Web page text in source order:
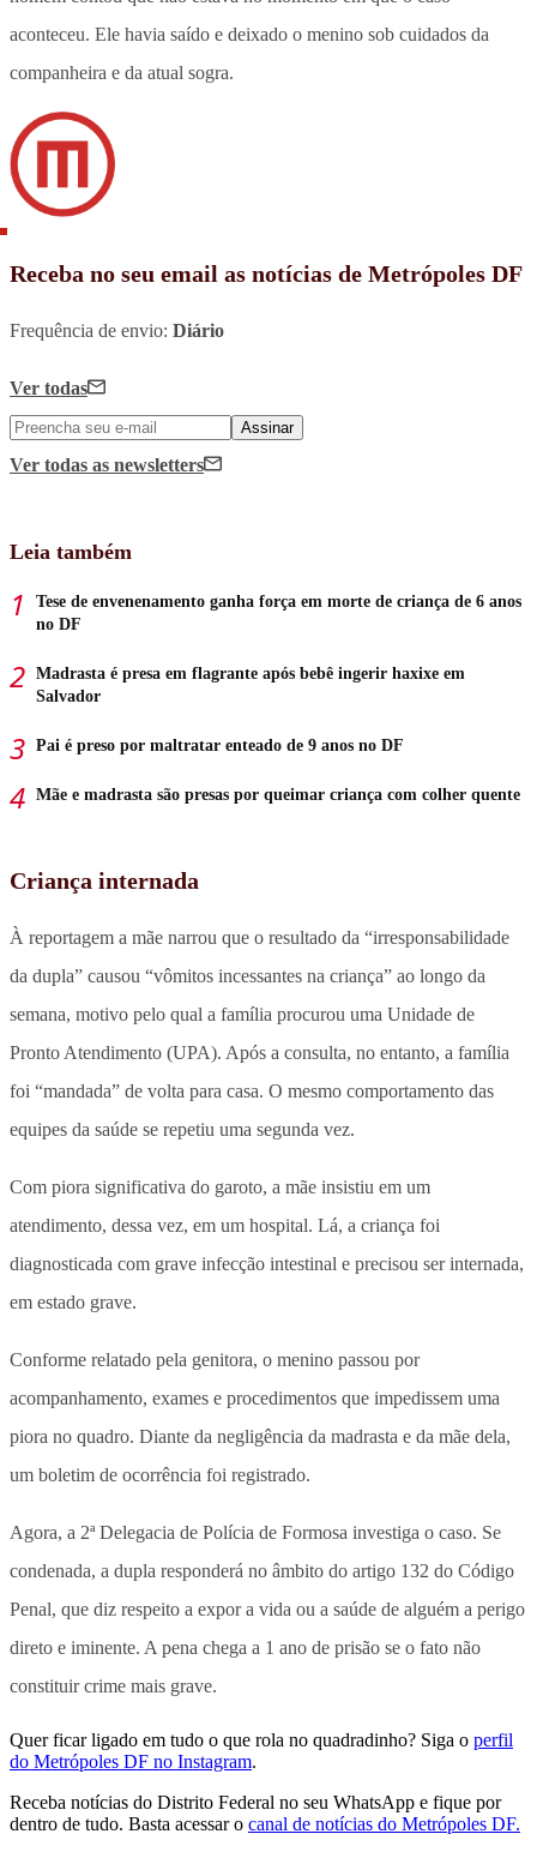
aconteceu. Ele havia saído e deixado o menino sob cuidados da
companheira e da atual sogra.
Receba no seu email as notícias de Metrópoles DF
Frequência de envio: Diário
Ver todas
Assinar
Ver todas as newsletters
Leia também
Tese de envenenamento ganha força em morte de criança de 6 anos
no DF
Madrasta é presa em flagrante após bebê ingerir haxixe em
Salvador
Pai é preso por maltratar enteado de 9 anos no DF
Mãe e madrasta são presas por queimar criança com colher quente
Criança internada
À reportagem a mãe narrou que o resultado da “irresponsabilidade
da dupla” causou “vômitos incessantes na criança” ao longo da
semana, motivo pelo qual a família procurou uma Unidade de
Pronto Atendimento (UPA). Após a consulta, no entanto, a família
foi “mandada” de volta para casa. O mesmo comportamento das
equipes da saúde se repetiu uma segunda vez.
Com piora significativa do garoto, a mãe insistiu em um
atendimento, dessa vez, em um hospital. Lá, a criança foi
diagnosticada com grave infecção intestinal e precisou ser internada,
em estado grave.
Conforme relatado pela genitora, o menino passou por
acompanhamento, exames e procedimentos que impedissem uma
piora no quadro. Diante da negligência da madrasta e da mãe dela,
um boletim de ocorrência foi registrado.
Agora, a 2ª Delegacia de Polícia de Formosa investiga o caso. Se
condenada, a dupla responderá no âmbito do artigo 132 do Código
Penal, que diz respeito a expor a vida ou a saúde de alguém a perigo
direto e iminente. A pena chega a 1 ano de prisão se o fato não
constituir crime mais grave.
Quer ficar ligado em tudo o que rola no quadradinho? Siga o perfil
do Metrópoles DF no Instagram.
Receba notícias do Distrito Federal no seu WhatsApp e fique por
dentro de tudo. Basta acessar o canal de notícias do Metrópoles DF.